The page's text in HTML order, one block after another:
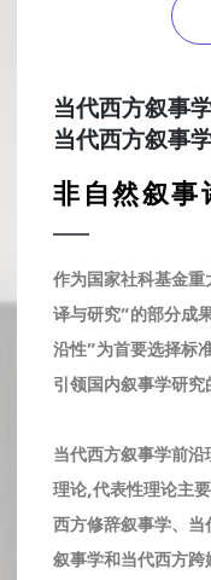
当代西方叙事
当代西方叙事
非自然叙事
作为国家社科基金
译与研究”的部分成
沿性”为首要选择标
引领国内叙事学研究
当代西方叙事学前
理论,代表性理论主
西方修辞叙事学、
叙事学和当代西方